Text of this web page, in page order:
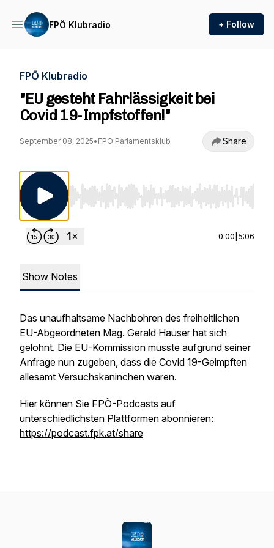
FPÖ Klubradio + Follow
FPÖ Klubradio
"EU gesteht Fahrlässigkeit bei
Covid 19-Impfstoffen!"
September 08, 2025• FPÖ Parlamentsklub Share
Use Left/Right to seek, Home/End to jump
0:00 5:06
Show Notes
Das unaufhaltsame Nachbohren des freiheitlichen
EU-Abgeordneten Mag. Gerald Hauser hat sich
gelohnt. Die EU-Kommission musste aufgrund seiner
Anfrage nun zugeben, dass die Covid 19-Geimpften
allesamt Versuchskaninchen waren.
Hier können Sie FPÖ-Podcasts auf
unterschiedlichsten Plattformen abonnieren:
https://podcast.fpk.at/share